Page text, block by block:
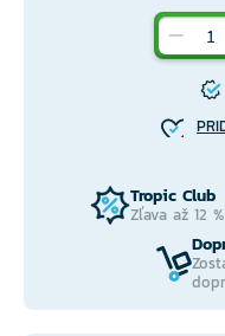
Tropic Club
Zľava až 12 %